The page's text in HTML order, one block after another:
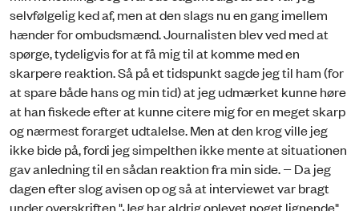
selvfølgelig ked af, men at den slags nu en gang imellem
hænder for ombudsmænd. Journalisten blev ved med at
spørge, tydeligvis for at få mig til at komme med en
skarpere reaktion. Så på et tidspunkt sagde jeg til ham (for
at spare både hans og min tid) at jeg udmærket kunne høre
at han fiskede efter at kunne citere mig for en meget skarp
og nærmest forarget udtalelse. Men at den krog ville jeg
ikke bide på, fordi jeg simpelthen ikke mente at situationen
gav anledning til en sådan reaktion fra min side. − Da jeg
dagen efter slog avisen op og så at interviewet var bragt
under overskriften "Jeg har aldrig oplevet noget lignende"